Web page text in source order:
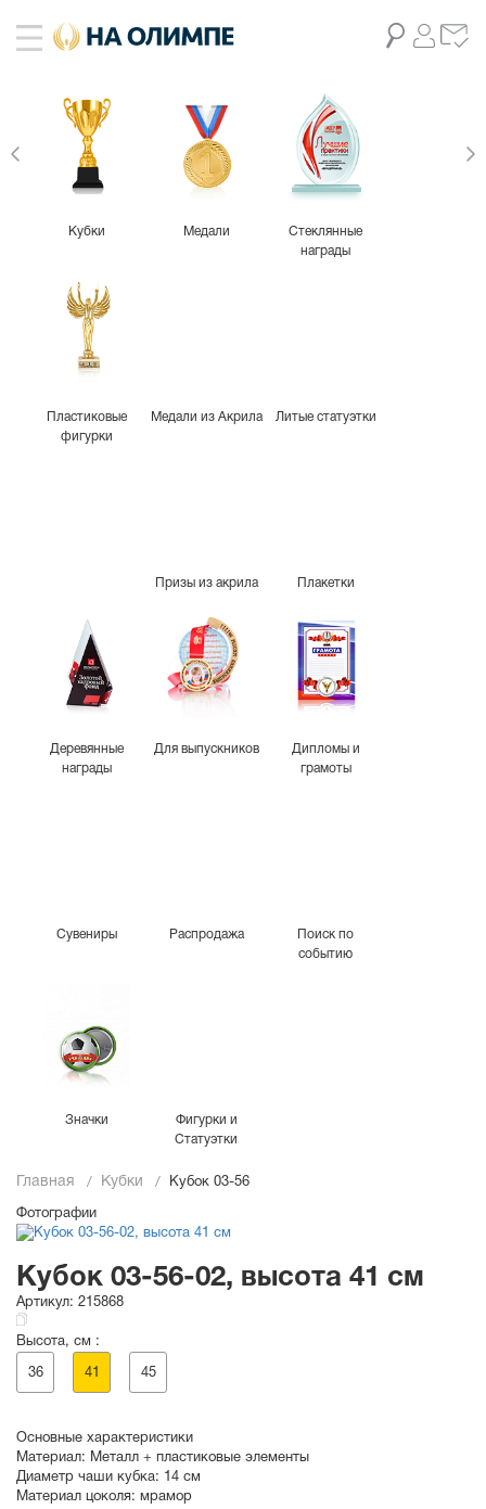
Кубки Медали
Стеклянные
награды
Пластиковые
фигурки
Медали из Акрила Литые статуэтки
Призы из акрила Плакетки
Деревянные
награды
Для выпускников
Дипломы и
грамоты
Сувениры Распродажа
Поиск по
событию
Значки
Фигурки и
Статуэтки
Главная Кубки Кубок 03-56
Фотографии
Кубок 03-56-02, высота 41 см
Артикул: 215868
Высота, см :
36 41 45
Основные характеристики
Материал: Металл + пластиковые элементы
Диаметр чаши кубка: 14 см
Материал цоколя: мрамор